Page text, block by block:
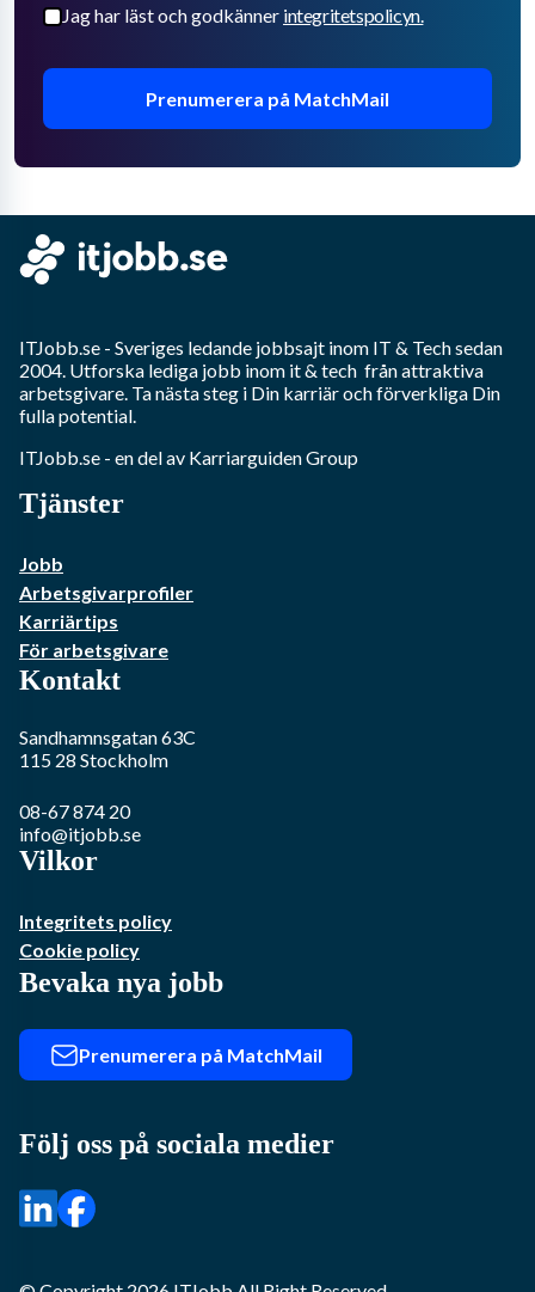
Jag har läst och godkänner integritetspolicyn.
Prenumerera på MatchMail
ITJobb.se - Sveriges ledande jobbsajt inom IT & Techsedan
2004. Utforska lediga jobb inom it & tech från attraktiva
arbetsgivare. Ta nästa steg i Din karriär och förverkliga Din
fulla potential.
ITJobb.se - en del av Karriarguiden Group
Tjänster
Jobb
Arbetsgivarprofiler
Karriärtips
För arbetsgivare
Kontakt
Sandhamnsgatan 63C
115 28 Stockholm
08-67 874 20
info@itjobb.se
Vilkor
Integritets policy
Cookie policy
Bevaka nya jobb
Prenumerera på MatchMail
Följ oss på sociala medier